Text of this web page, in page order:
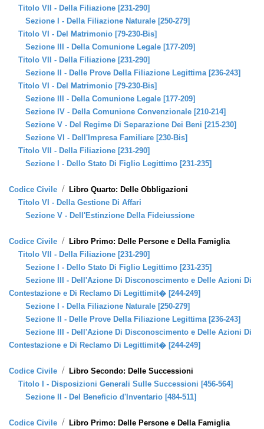
Titolo VII - Della Filiazione [231-290]
Sezione I - Della Filiazione Naturale [250-279]
Titolo VI - Del Matrimonio [79-230-Bis]
Sezione III - Della Comunione Legale [177-209]
Titolo VII - Della Filiazione [231-290]
Sezione II - Delle Prove Della Filiazione Legittima [236-243]
Titolo VI - Del Matrimonio [79-230-Bis]
Sezione III - Della Comunione Legale [177-209]
Sezione IV - Della Comunione Convenzionale [210-214]
Sezione V - Del Regime Di Separazione Dei Beni [215-230]
Sezione VI - Dell'Impresa Familiare [230-Bis]
Titolo VII - Della Filiazione [231-290]
Sezione I - Dello Stato Di Figlio Legittimo [231-235]
Codice Civile / Libro Quarto: Delle Obbligazioni
Titolo VI - Della Gestione Di Affari
Sezione V - Dell'Estinzione Della Fideiussione
Codice Civile / Libro Primo: Delle Persone e Della Famiglia
Titolo VII - Della Filiazione [231-290]
Sezione I - Dello Stato Di Figlio Legittimo [231-235]
Sezione III - Dell'Azione Di Disconoscimento e Delle Azioni Di
Contestazione e Di Reclamo Di Legittimit� [244-249]
Sezione I - Della Filiazione Naturale [250-279]
Sezione II - Delle Prove Della Filiazione Legittima [236-243]
Sezione III - Dell'Azione Di Disconoscimento e Delle Azioni Di
Contestazione e Di Reclamo Di Legittimit� [244-249]
Codice Civile / Libro Secondo: Delle Successioni
Titolo I - Disposizioni Generali Sulle Successioni [456-564]
Sezione II - Del Beneficio d'Inventario [484-511]
Codice Civile / Libro Primo: Delle Persone e Della Famiglia